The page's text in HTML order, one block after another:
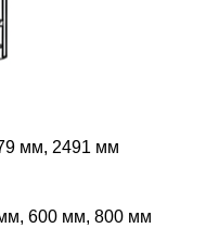
мм, 2491 мм
600 мм, 800 мм